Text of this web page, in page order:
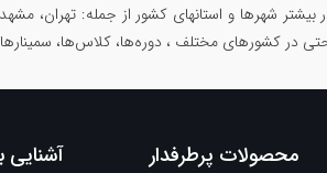
بیشتر شهرها و استانهای کشور از جمله: تهران،
در کشورهای مختلف ، دوره‌ها، کلاس‌ها،
محصولات پرطرفدار آشنایی